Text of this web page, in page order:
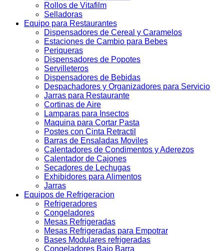
Rollos de Vitafilm
Selladoras
Equipo para Restaurantes
Dispensadores de Cereal y Caramelos
Estaciones de Cambio para Bebes
Periqueras
Dispensadores de Popotes
Servilleteros
Dispensadores de Bebidas
Despachadores y Organizadores para Servicio
Jarras para Restaurante
Cortinas de Aire
Lamparas para Insectos
Maquina para Cortar Pasta
Postes con Cinta Retractil
Barras de Ensaladas Moviles
Calentadores de Condimentos y Aderezos
Calentador de Cajones
Secadores de Lechugas
Exhibidores para Alimentos
Jarras
Equipos de Refrigeracion
Refrigeradores
Congeladores
Mesas Refrigeradas
Mesas Refrigeradas para Empotrar
Bases Modulares refrigeradas
Congeladores Bajo Barra